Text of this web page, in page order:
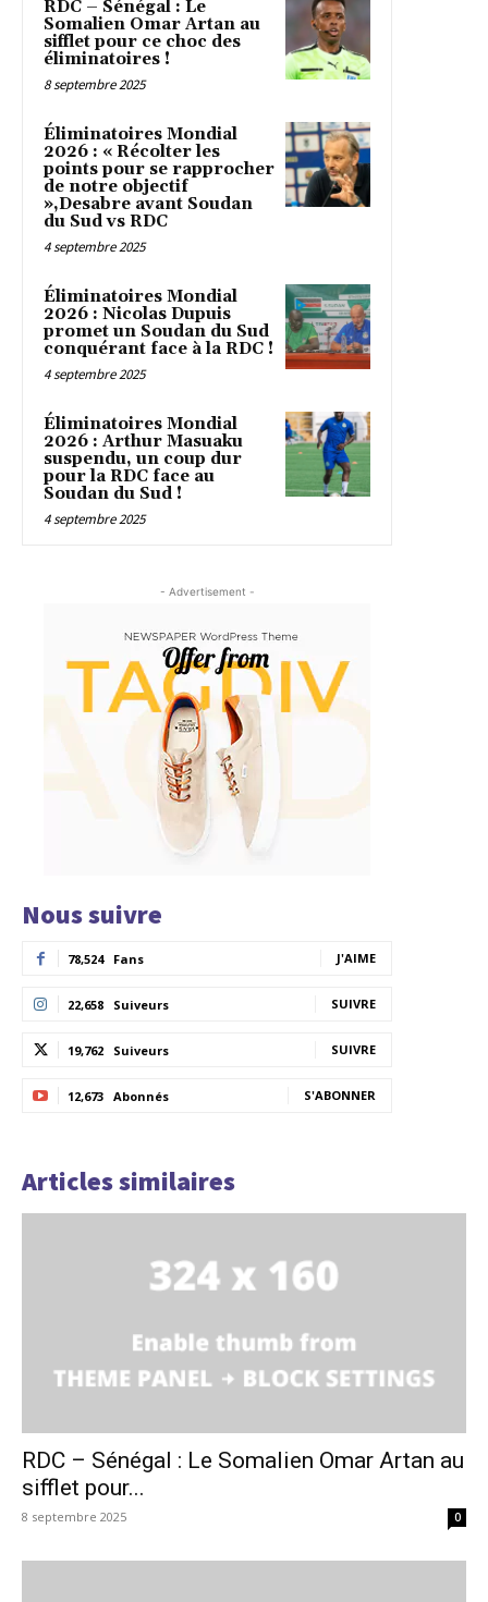
RDC – Sénégal : Le
Somalien Omar Artan au
sifflet pour ce choc des
éliminatoires !
8 septembre 2025
Éliminatoires Mondial
2026 : « Récolter les
points pour se rapprocher
de notre objectif
»,Desabre avant Soudan
du Sud vs RDC
4 septembre 2025
Éliminatoires Mondial
2026 : Nicolas Dupuis
promet un Soudan du Sud
conquérant face à la RDC !
4 septembre 2025
Éliminatoires Mondial
2026 : Arthur Masuaku
suspendu, un coup dur
pour la RDC face au
Soudan du Sud !
4 septembre 2025
- Advertisement -
Nous suivre
78,524 Fans J'AIME
22,658 Suiveurs SUIVRE
19,762 Suiveurs SUIVRE
12,673 Abonnés S'ABONNER
Articles similaires
RDC – Sénégal : Le Somalien Omar Artan au
sifflet pour...
8 septembre 2025 0